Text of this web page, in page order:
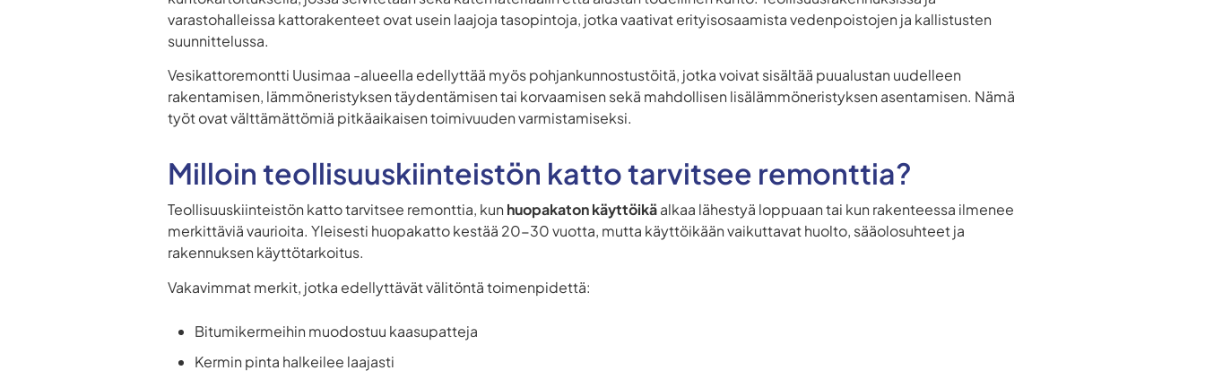
varastohalleissa kattorakenteet ovat usein laajoja tasopintoja, jotka vaativat erityisosaamista vedenpoistojen ja kallistusten
suunnittelussa.
Vesikattoremontti Uusimaa -alueella edellyttää myös pohjankunnostustöitä, jotka voivat sisältää puualustan uudelleen
rakentamisen, lämmöneristyksen täydentämisen tai korvaamisen sekä mahdollisen lisälämmöneristyksen asentamisen. Nämä
työt ovat välttämättömiä pitkäaikaisen toimivuuden varmistamiseksi.
Milloin teollisuuskiinteistön katto tarvitsee remonttia?
Teollisuuskiinteistön katto tarvitsee remonttia, kun huopakaton käyttöikäalkaa lähestyä loppuaan tai kun rakenteessa ilmenee
merkittäviä vaurioita. Yleisesti huopakatto kestää 20-30 vuotta, mutta käyttöikään vaikuttavat huolto, sääolosuhteet ja
rakennuksen käyttötarkoitus.
Vakavimmat merkit, jotka edellyttävät välitöntä toimenpidettä:
Bitumikermeihin muodostuu kaasupatteja
Kermin pinta halkeilee laajasti